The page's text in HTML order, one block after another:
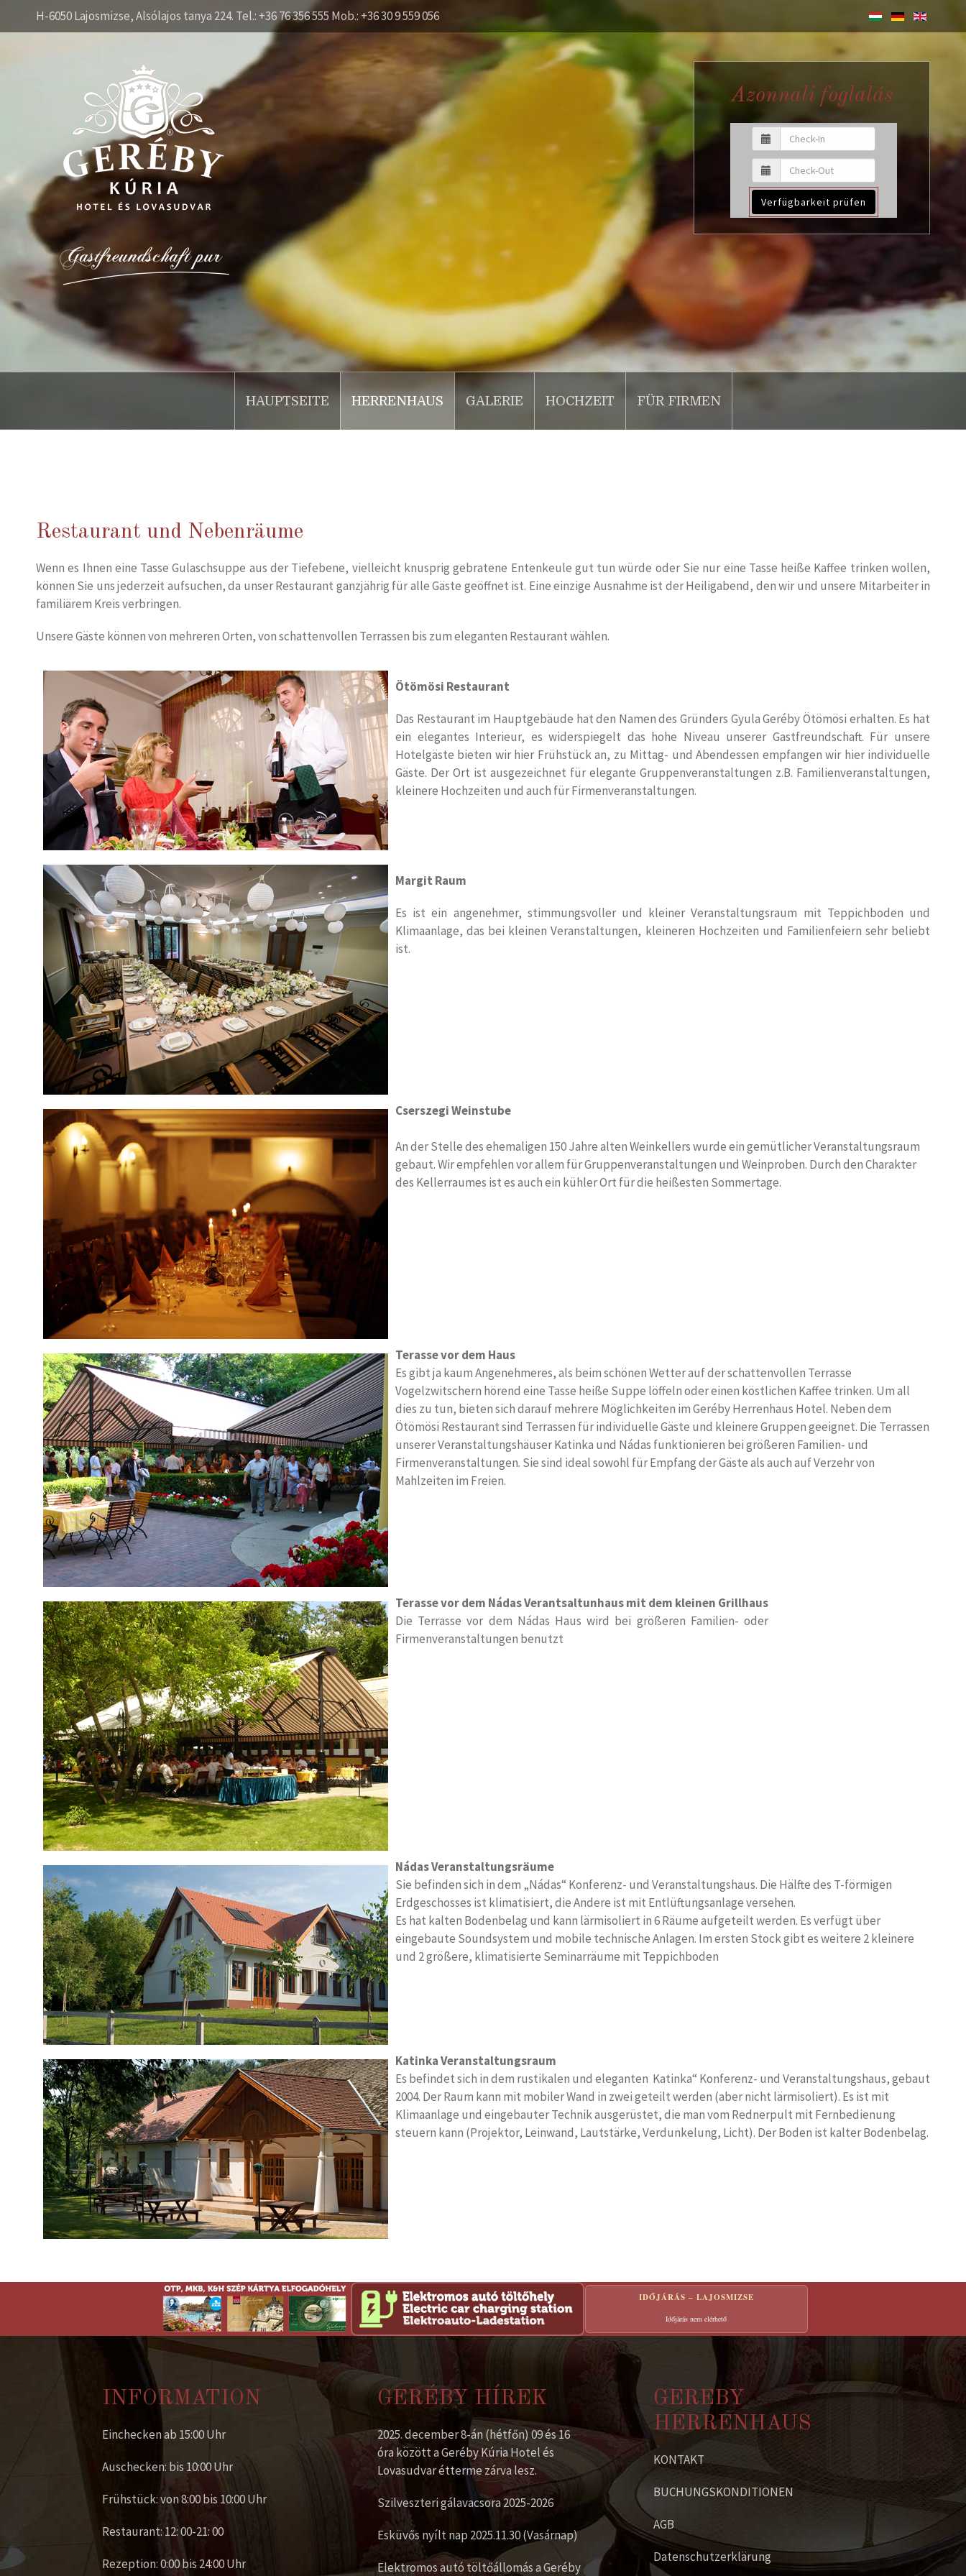
H-6050 Lajosmizse, Alsólajos tanya 224. Tel.: +36 76 356 555 Mob.: +36 30 9 559 056
Azonnali foglalás
Verfügbarkeit prüfen
HAUPTSEITE HERRENHAUS GALERIE HOCHZEIT FÜR FIRMEN
Restaurant und Nebenräume
Wenn es Ihnen eine Tasse Gulaschsuppe aus der Tiefebene, vielleicht knusprig gebratene Entenkeule gut tun würde oder Sie nur eine Tasse heiße Kaffee trinken wollen,
können Sie uns jederzeit aufsuchen, da unser Restaurant ganzjährig für alle Gäste geöffnet ist. Eine einzige Ausnahme ist der Heiligabend, den wir und unsere Mitarbeiter in
familiärem Kreis verbringen.
Unsere Gäste können von mehreren Orten, von schattenvollen Terrassen bis zum eleganten Restaurant wählen.
Ötömösi Restaurant
Das Restaurant im Hauptgebäude hat den Namen des Gründers Gyula Geréby Ötömösi erhalten. Es hat
ein elegantes Interieur, es widerspiegelt das hohe Niveau unserer Gastfreundschaft. Für unsere
Hotelgäste bieten wir hier Frühstück an, zu Mittag- und Abendessen empfangen wir hier individuelle
Gäste. Der Ort ist ausgezeichnet für elegante Gruppenveranstaltungen z.B. Familienveranstaltungen,
kleinere Hochzeiten und auch für Firmenveranstaltungen.
Margit Raum
Es ist ein angenehmer, stimmungsvoller und kleiner Veranstaltungsraum mit Teppichboden und
Klimaanlage, das bei kleinen Veranstaltungen, kleineren Hochzeiten und Familienfeiern sehr beliebt
ist.
Cserszegi Weinstube
An der Stelle des ehemaligen 150 Jahre alten Weinkellers wurde ein gemütlicher Veranstaltungsraum
gebaut. Wir empfehlen vor allem für Gruppenveranstaltungen und Weinproben. Durch den Charakter
des Kellerraumes ist es auch ein kühler Ort für die heißesten Sommertage.
Terasse vor dem Haus
Es gibt ja kaum Angenehmeres, als beim schönen Wetter auf der schattenvollen Terrasse
Vogelzwitschern hörend eine Tasse heiße Suppe löffeln oder einen köstlichen Kaffee trinken. Um all
dies zu tun, bieten sich darauf mehrere Möglichkeiten im Geréby Herrenhaus Hotel. Neben dem
Ötömösi Restaurant sind Terrassen für individuelle Gäste und kleinere Gruppen geeignet. Die Terrassen
unserer Veranstaltungshäuser Katinka und Nádas funktionieren bei größeren Familien- und
Firmenveranstaltungen. Sie sind ideal sowohl für Empfang der Gäste als auch auf Verzehr von
Mahlzeiten im Freien.
Terasse vor dem Nádas Verantsaltunhaus mit dem kleinen Grillhaus
Die Terrasse vor dem Nádas Haus wird bei größeren Familien- oder
Firmenveranstaltungen benutzt
Nádas Veranstaltungsräume
Sie befinden sich in dem „Nádas“ Konferenz- und Veranstaltungshaus. Die Hälfte des T-förmigen
Erdgeschosses ist klimatisiert, die Andere ist mit Entlüftungsanlage versehen.
Es hat kalten Bodenbelag und kann lärmisoliert in 6 Räume aufgeteilt werden. Es verfügt über
eingebaute Soundsystem und mobile technische Anlagen. Im ersten Stock gibt es weitere 2 kleinere
und 2 größere, klimatisierte Seminarräume mit Teppichboden
Katinka Veranstaltungsraum
Es befindet sich in dem rustikalen und eleganten Katinka“ Konferenz- und Veranstaltungshaus, gebaut
2004. Der Raum kann mit mobiler Wand in zwei geteilt werden (aber nicht lärmisoliert). Es ist mit
Klimaanlage und eingebauter Technik ausgerüstet, die man vom Rednerpult mit Fernbedienung
steuern kann (Projektor, Leinwand, Lautstärke, Verdunkelung, Licht). Der Boden ist kalter Bodenbelag.
IDŐJÁRÁS – LAJOSMIZSE
Időjárás nem elérhető
INFORMATION
Einchecken ab 15:00 Uhr
Auschecken: bis 10:00 Uhr
Frühstück: von 8:00 bis 10:00 Uhr
Restaurant: 12: 00-21: 00
Rezeption: 0:00 bis 24:00 Uhr
GERÉBY HÍREK
2025. december 8-án (hétfőn) 09 és 16
óra között a Geréby Kúria Hotel és
Lovasudvar étterme zárva lesz.
Szilveszteri gálavacsora 2025-2026
Esküvős nyílt nap 2025.11.30 (Vasárnap)
Elektromos autó töltőállomás a Geréby
GEREBY
HERRENHAUS
KONTAKT
BUCHUNGSKONDITIONEN
AGB
Datenschutzerklärung